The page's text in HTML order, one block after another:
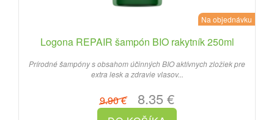
Na objednávku
Logona REPAIR šampón BIO rakytník 250ml
Prírodné šampóny s obsahom účinných BIO aktívnych zložiek pre
extra lesk a zdravie vlasov...
9.90 €8.35 €